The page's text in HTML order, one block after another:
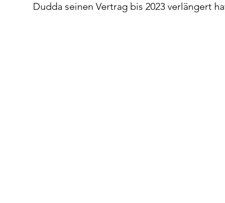
Dudda seinen Vertrag bis 2023 verlängert